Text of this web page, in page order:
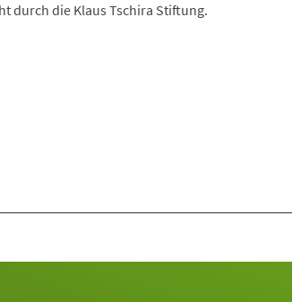
durch die Klaus Tschira Stiftung.